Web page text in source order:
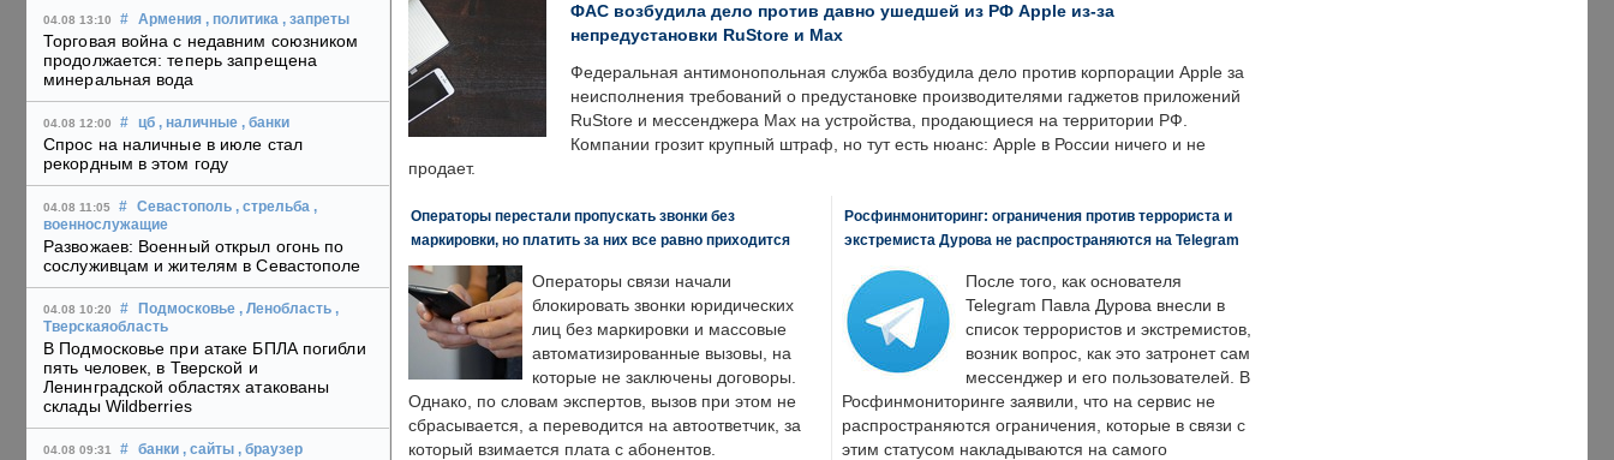
04.08 13:10 # Армения , политика , запреты
Торговая война с недавним союзником
продолжается: теперь запрещена
минеральная вода
04.08 12:00 # цб , наличные , банки
Спрос на наличные в июле стал
рекордным в этом году
04.08 11:05 # Севастополь , стрельба ,
военнослужащие
Развожаев: Военный открыл огонь по
сослуживцам и жителям в Севастополе
04.08 10:20 # Подмосковье , Ленобласть ,
Тверскаяобласть
В Подмосковье при атаке БПЛА погибли
пять человек, в Тверской и
Ленинградской областях атакованы
склады Wildberries
04.08 09:31 # банки , сайты , браузер
ФАС возбудила дело против давно ушедшей из РФ Apple из-за
непредустановки RuStore и Max
Федеральная антимонопольная служба возбудила дело против корпорации Apple за
неисполнения требований о предустановке производителями гаджетов приложений
RuStore и мессенджера Max на устройства, продающиеся на территории РФ.
Компании грозит крупный штраф, но тут есть нюанс: Apple в России ничего и не
продает.
Операторы перестали пропускать звонки без
маркировки, но платить за них все равно приходится
Операторы связи начали
блокировать звонки юридических
лиц без маркировки и массовые
автоматизированные вызовы, на
которые не заключены договоры.
Однако, по словам экспертов, вызов при этом не
сбрасывается, а переводится на автоответчик, за
который взимается плата с абонентов.
Росфинмониторинг: ограничения против террориста и
экстремиста Дурова не распространяются на Telegram
После того, как основателя
Telegram Павла Дурова внесли в
список террористов и экстремистов,
возник вопрос, как это затронет сам
мессенджер и его пользователей. В
Росфинмониторинге заявили, что на сервис не
распространяются ограничения, которые в связи с
этим статусом накладываются на самого